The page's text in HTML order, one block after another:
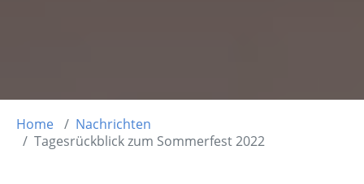
Home
Nachrichten
Tagesrückblick zum Sommerfest 2022